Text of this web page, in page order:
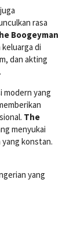
rasa
Boogeyman
di
dan akting
modern yang
The
menyukai
konstan.
yang